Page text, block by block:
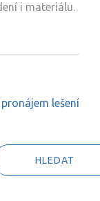
i materiálu.
lešení
HLEDAT